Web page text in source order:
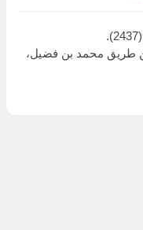
في "الكبرى" (2740) من طريق محمد بن فضيل،